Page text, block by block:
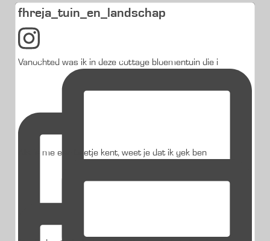
fhreja_tuin_en_landschap
Vanochted was ik in deze cottage bloementuin die i
Als je me een beetje kent, weet je dat ik gek ben